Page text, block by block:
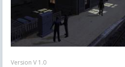
Version V 1.0